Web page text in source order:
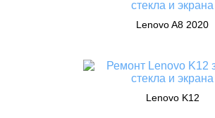
Lenovo A8 2020
Lenovo K12